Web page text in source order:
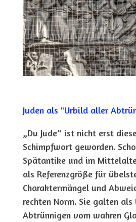
Juden als "Urbild aller
„Du Jude“ ist nicht erst
Schimpfwort geworden.
Spätantike und im
als Referenzgröße für
Charaktermängel und
rechten Norm. Sie galten
Abtrünnigen vom wahren